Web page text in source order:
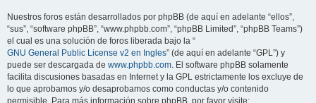
Nuestros foros están desarrollados por phpBB (de aquí en adelante “ellos”,
“sus”, “software phpBB”, “www.phpbb.com”, “phpBB Limited”, “phpBB Teams”)
el cual es una solución de foros liberada bajo la “
GNU General Public License v2 en Ingles” (de aquí en adelante “GPL”) y
puede ser descargada de www.phpbb.com. El software phpBB solamente
facilita discusiones basadas en Internet y la GPL estrictamente los excluye de
lo que aprobamos y/o desaprobamos como conductas y/o contenido
permisible. Para más información sobre phpBB, por favor visite: